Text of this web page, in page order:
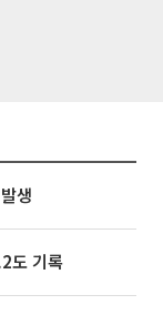
생
도 기록